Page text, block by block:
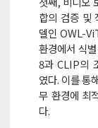
합의 검증 및
델인 OWL-
환경에서 식
8과 CLIP의
였다. 이를 통
무 환경에 최
다.